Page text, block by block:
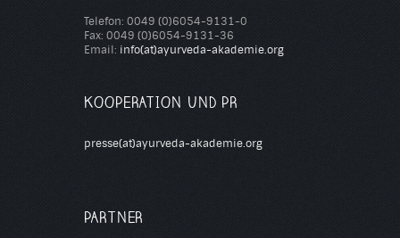
Telefon: 0049 (0)6054-9131-0
Fax: 0049 (0)6054-9131-36
Email: info(at)ayurveda-akademie.org
KOOPERATION UND PR
presse(at)ayurveda-akademie.org
PARTNER